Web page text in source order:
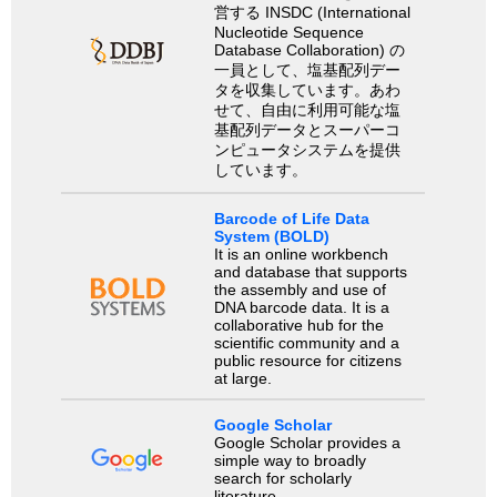
営する INSDC (International
Nucleotide Sequence
Database Collaboration) の
一員として、塩基配列デー
タを収集しています。あわ
せて、自由に利用可能な塩
基配列データとスーパーコ
ンピュータシステムを提供
しています。
Barcode of Life Data
System (BOLD)
It is an online workbench
and database that supports
the assembly and use of
DNA barcode data. It is a
collaborative hub for the
scientific community and a
public resource for citizens
at large.
Google Scholar
Google Scholar provides a
simple way to broadly
search for scholarly